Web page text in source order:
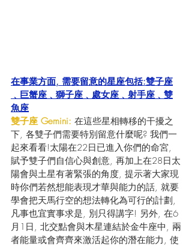
在事業方面, 需要留意的星座包括:雙子座
﹑巨蟹座﹑獅子座﹑處女座﹑射手座﹑雙
魚座
雙子座 Gemini: 在這些星相轉移的干擾之
下, 各雙子們需要特別留意什麼呢? 我們一
起來看看!太陽在22日已進入你們的命宮,
賦予雙子們自信心與創意, 再加上在28日太
陽會與土星有著緊張的角度, 提示著大家現
時你們若然想能表現才華與能力的話, 就要
學會把天馬行空的想法轉化為可行的計劃,
凡事也宜實事求是, 別只得講字! 另外, 在6
月1日, 北交點會與木星連結於金牛座中, 兩
者能量或會齊齊來激活起你的潛在能力, 使